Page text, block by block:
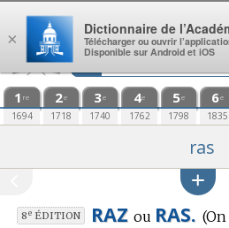
Aller au contenu
1 re
1694
2e
1718
3e
1740
4e
1762
5e
1798
6e
1835
ras
8eÉDITION RAZ ou RAS.
×
Dictionnaire de
Télécharger ou ouvrir
Disponible sur Android et iOS